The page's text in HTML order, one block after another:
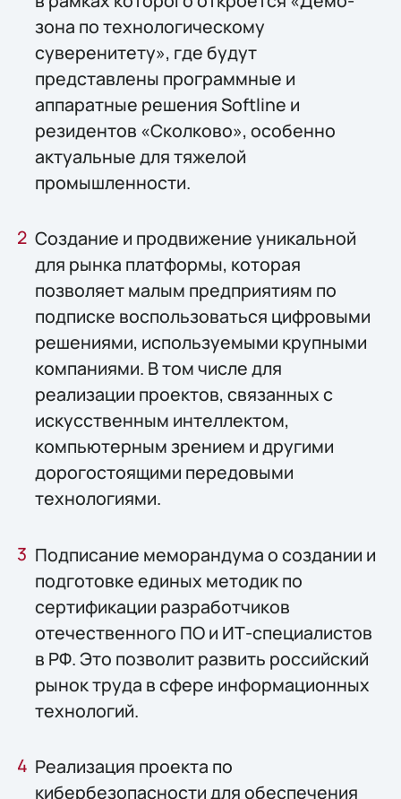
зона по технологическому
суверенитету», где будут
представлены программные и
аппаратные решения Softline и
резидентов «Сколково», особенно
актуальные для тяжелой
промышленности.
Создание и продвижение уникальной
для рынка платформы, которая
позволяет малым предприятиям по
подписке воспользоваться цифровыми
решениями, используемыми крупными
компаниями. В том числе для
реализации проектов, связанных с
искусственным интеллектом,
компьютерным зрением и другими
дорогостоящими передовыми
технологиями.
Подписание меморандума о создании и
подготовке единых методик по
сертификации разработчиков
отечественного ПО и ИТ-специалистов
в РФ. Это позволит развить российский
рынок труда в сфере информационных
технологий.
Реализация проекта по
кибербезопасности для обеспечения